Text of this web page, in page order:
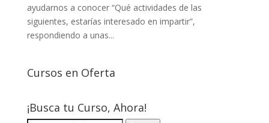
ayudarnos a conocer “Qué actividades de las
siguientes, estarías interesado en impartir”,
respondiendo a unas...
Cursos en Oferta
¡Busca tu Curso, Ahora!